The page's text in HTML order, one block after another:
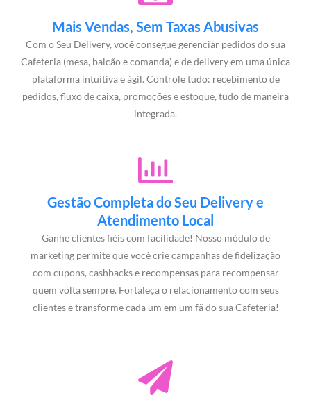
Mais Vendas, Sem Taxas Abusivas
Com o Seu Delivery, você consegue gerenciar pedidos do sua
Cafeteria (mesa, balcão e comanda) e de delivery em uma única
plataforma intuitiva e ágil. Controle tudo: recebimento de
pedidos, fluxo de caixa, promoções e estoque, tudo de maneira
integrada.
Gestão Completa do Seu Delivery e
Atendimento Local
Ganhe clientes fiéis com facilidade! Nosso módulo de
marketing permite que você crie campanhas de fidelização
com cupons, cashbacks e recompensas para recompensar
quem volta sempre. Fortaleça o relacionamento com seus
clientes e transforme cada um em um fã do sua Cafeteria!